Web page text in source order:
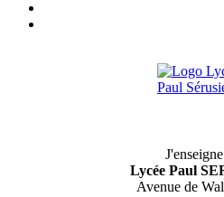
Lycée Paul
Avenue de